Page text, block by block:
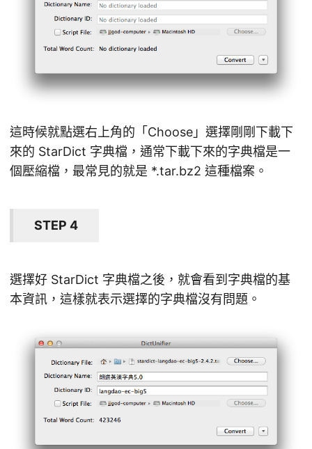
這時候就點選右上角的「Choose」選擇剛剛下載下
來的 StarDict 字典檔，通常下載下來的字典檔是一
個壓縮檔，最常見的就是 *.tar.bz2 這種檔案。
STEP 4
選擇好 StarDict 字典檔之後，就會看到字典檔的基
本資訊，這樣就表示選擇的字典檔沒有問題。